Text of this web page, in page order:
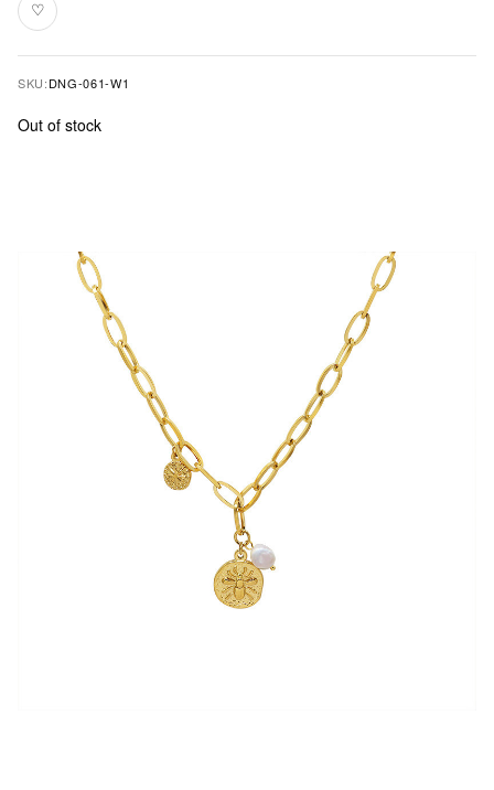
♡Add
to
SKU:DNG-061-W1
Out of stock